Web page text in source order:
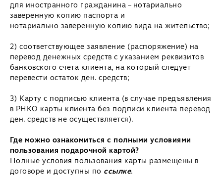
для иностранного гражданина – нотариально
заверенную копию паспорта и
нотариально заверенную копию вида на жительство;
2) соответствующее заявление (распоряжение) на
перевод денежных средств с указанием реквизитов
банковского счета клиента, на который следует
перевести остаток ден. средств;
3) Карту с подписью клиента (в случае предъявления
в РНКО карты клиента без подписи клиента перевод
ден. средств не осуществляется).
Где можно ознакомиться с полными условиями
пользования подарочной картой?
Полные условия пользования карты размещены в
договоре и доступны по ссылке.